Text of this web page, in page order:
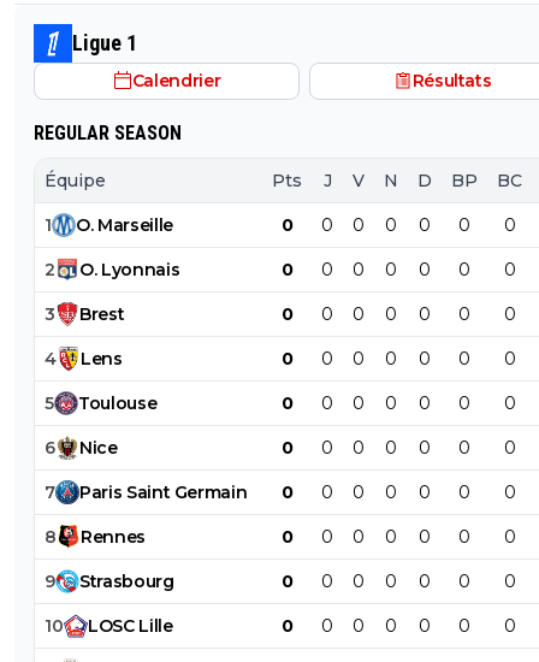
avec l'OL qui est une valeur sûre... contrairement à
Ligue 1
Calendrier Résultats
REGULAR SEASON
Équipe Pts J V N D BP BC
1 O. Marseille 0 0 0 0 0 0 0
2 O. Lyonnais 0 0 0 0 0 0 0
3 Brest 0 0 0 0 0 0 0
4 Lens 0 0 0 0 0 0 0
5 Toulouse 0 0 0 0 0 0 0
6 Nice 0 0 0 0 0 0 0
7 Paris Saint Germain 0 0 0 0 0 0 0
8 Rennes 0 0 0 0 0 0 0
9 Strasbourg 0 0 0 0 0 0 0
10 LOSC Lille 0 0 0 0 0 0 0